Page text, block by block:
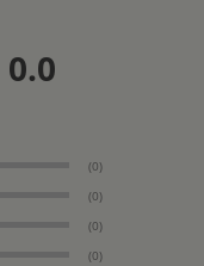
0.0
(0)
(0)
(0)
(0)